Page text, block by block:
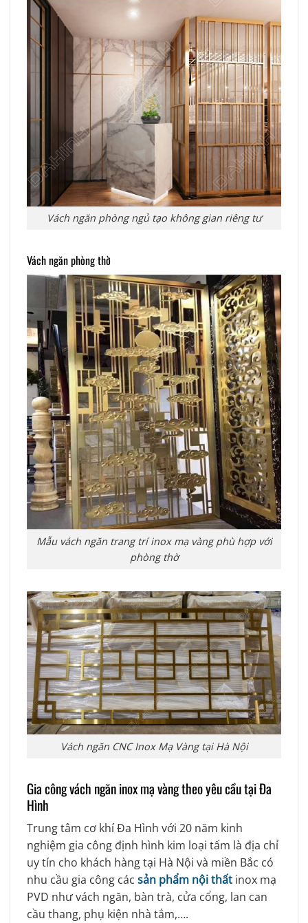
Vách ngăn phòng ngủ tạo không gian riêng tư
Vách ngăn phòng thờ
Mẫu vách ngăn trang trí inox mạ vàng phù hợp với
phòng thờ
Vách ngăn CNC Inox Mạ Vàng tại Hà Nội
Gia công vách ngăn inox mạ vàng theo yêu cầu tại Đa
Hình
Trung tâm cơ khí Đa Hình với 20 năm kinh
nghiệm gia công định hình kim loại tấm là địa chỉ
uy tín cho khách hàng tại Hà Nội và miền Bắc có
nhu cầu gia công các sản phẩm nội thất inox mạ
PVD như vách ngăn, bàn trà, cửa cổng, lan can
cầu thang, phụ kiện nhà tắm,….